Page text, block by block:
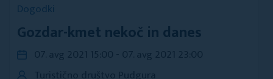
Dogodki
Gozdar-kmet nekoč in danes